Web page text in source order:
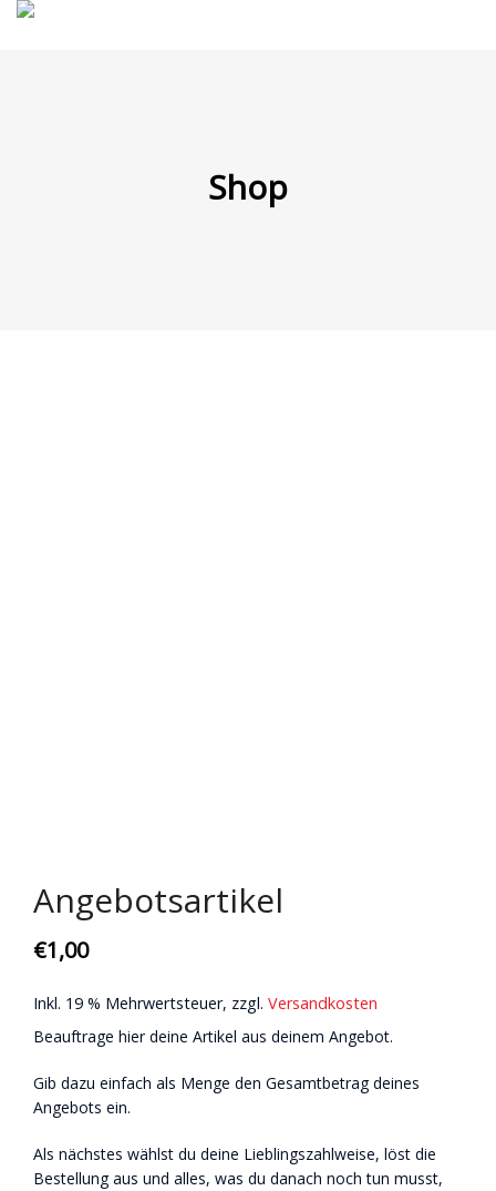
Shop
Angebotsartikel
€1,00
Inkl. 19 % Mehrwertsteuer, zzgl. Versandkosten
Beauftrage hier deine Artikel aus deinem Angebot.
Gib dazu einfach als Menge den Gesamtbetrag deines
Angebots ein.
Als nächstes wählst du deine Lieblingszahlweise, löst die
Bestellung aus und alles, was du danach noch tun musst,